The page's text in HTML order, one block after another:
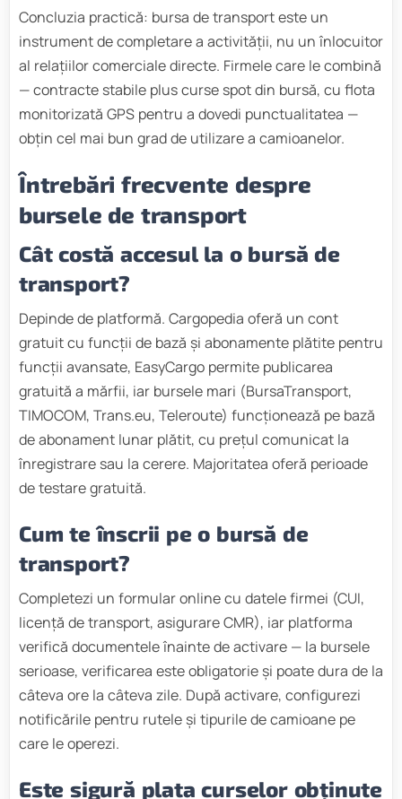
Concluzia practică: bursa de transport este un
instrument de completare a activității, nu un înlocuitor
al relațiilor comerciale directe. Firmele care le combină
— contracte stabile plus curse spot din bursă, cu flota
monitorizată GPS pentru a dovedi punctualitatea —
obțin cel mai bun grad de utilizare a camioanelor.
Întrebări frecvente despre
bursele de transport
Cât costă accesul la o bursă de
transport?
Depinde de platformă. Cargopedia oferă un cont
gratuit cu funcții de bază și abonamente plătite pentru
funcții avansate, EasyCargo permite publicarea
gratuită a mărfii, iar bursele mari (BursaTransport,
TIMOCOM, Trans.eu, Teleroute) funcționează pe bază
de abonament lunar plătit, cu prețul comunicat la
înregistrare sau la cerere. Majoritatea oferă perioade
de testare gratuită.
Cum te înscrii pe o bursă de
transport?
Completezi un formular online cu datele firmei (CUI,
licență de transport, asigurare CMR), iar platforma
verifică documentele înainte de activare — la bursele
serioase, verificarea este obligatorie și poate dura de la
câteva ore la câteva zile. După activare, configurezi
notificările pentru rutele și tipurile de camioane pe
care le operezi.
Este sigură plata curselor obținute